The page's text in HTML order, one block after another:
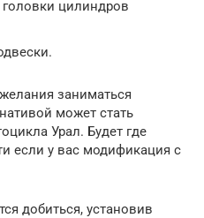
цилиндров
заниматься
может стать
Урал. Будет где
если у вас модификация с
добиться, установив